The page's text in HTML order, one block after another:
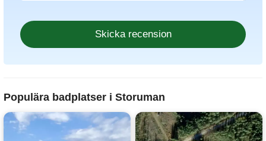
Populära badplatser i Storuman